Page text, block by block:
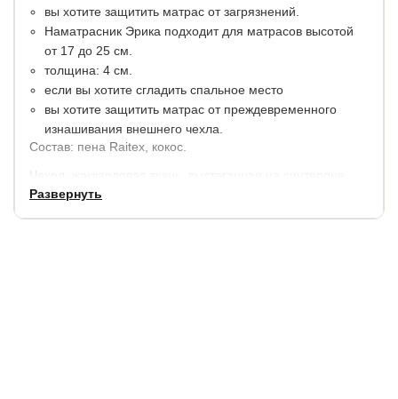
вы хотите защитить матрас от загрязнений.
Наматрасник Эрика подходит для матрасов высотой
от 17 до 25 см.
толщина: 4 см.
если вы хотите сгладить спальное место
вы хотите защитить матрас от преждевременного
изнашивания внешнего чехла.
Состав: пена Raitex, кокос.
Чехол: жаккардовая ткань, выстеганная на синтепоне.
Гарантия: 2 года.
Развернуть